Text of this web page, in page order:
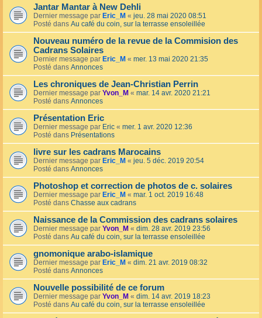
Jantar Mantar à New Dehli
Dernier message par Eric_M « jeu. 28 mai 2020 08:51
Posté dans Au café du coin, sur la terrasse ensoleillée
Nouveau numéro de la revue de la Commision des
Cadrans Solaires
Dernier message par Eric_M « mer. 13 mai 2020 21:35
Posté dans Annonces
Les chroniques de Jean-Christian Perrin
Dernier message par Yvon_M « mar. 14 avr. 2020 21:21
Posté dans Annonces
Présentation Eric
Dernier message par Eric « mer. 1 avr. 2020 12:36
Posté dans Présentations
livre sur les cadrans Marocains
Dernier message par Eric_M « jeu. 5 déc. 2019 20:54
Posté dans Annonces
Photoshop et correction de photos de c. solaires
Dernier message par Eric_M « mar. 1 oct. 2019 16:48
Posté dans Chasse aux cadrans
Naissance de la Commission des cadrans solaires
Dernier message par Yvon_M « dim. 28 avr. 2019 23:56
Posté dans Au café du coin, sur la terrasse ensoleillée
gnomonique arabo-islamique
Dernier message par Eric_M « dim. 21 avr. 2019 08:32
Posté dans Annonces
Nouvelle possibilité de ce forum
Dernier message par Yvon_M « dim. 14 avr. 2019 18:23
Posté dans Au café du coin, sur la terrasse ensoleillée